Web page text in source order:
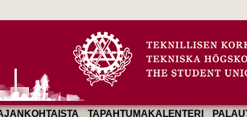
TAPAHTUMAKALENTERI